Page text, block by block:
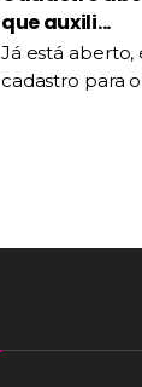
que auxili...
Já está aberto,
cadastro para o